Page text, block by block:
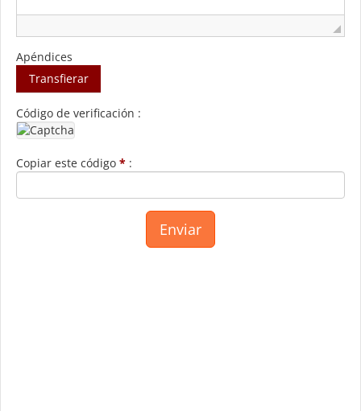
Apéndices
Transfierar
Código de verificación :
Copiar este código * :